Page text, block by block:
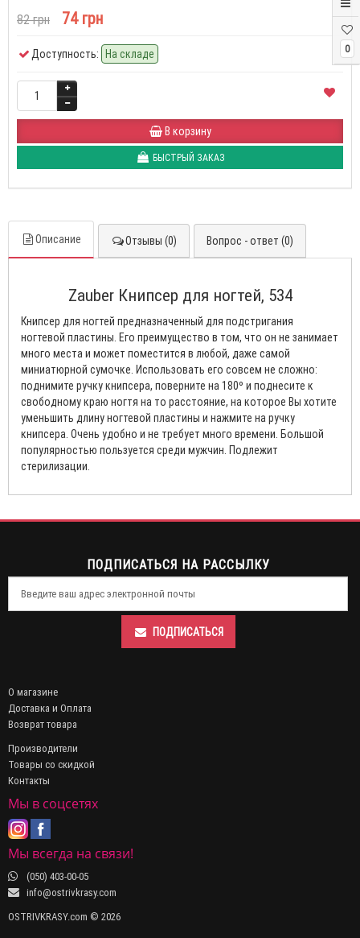
0
82 грн 74 грн
Доступность: На складе
В корзину
БЫСТРЫЙ ЗАКАЗ
Описание Отзывы (0) Вопрос - ответ (0)
Zauber Книпсер для ногтей, 534
Книпсер для ногтей предназначенный для подстригания
ногтевой пластины. Его преимущество в том, что он не занимает
много места и может поместится в любой, даже самой
миниатюрной сумочке. Использовать его совсем не сложно:
поднимите ручку книпсера, поверните на 180º и поднесите к
свободному краю ногтя на то расстояние, на которое Вы хотите
уменьшить длину ногтевой пластины и нажмите на ручку
книпсера. Очень удобно и не требует много времени. Большой
популярностью пользуется среди мужчин. Подлежит
стерилизации.
ПОДПИСАТЬСЯ НА РАССЫЛКУ
ПОДПИСАТЬСЯ
О магазине
Доставка и Оплата
Возврат товара
Производители
Товары со скидкой
Контакты
Мы в соцсетях
Мы всегда на связи!
(050) 403-00-05
info@ostrivkrasy.com
OSTRIVKRASY.com © 2026